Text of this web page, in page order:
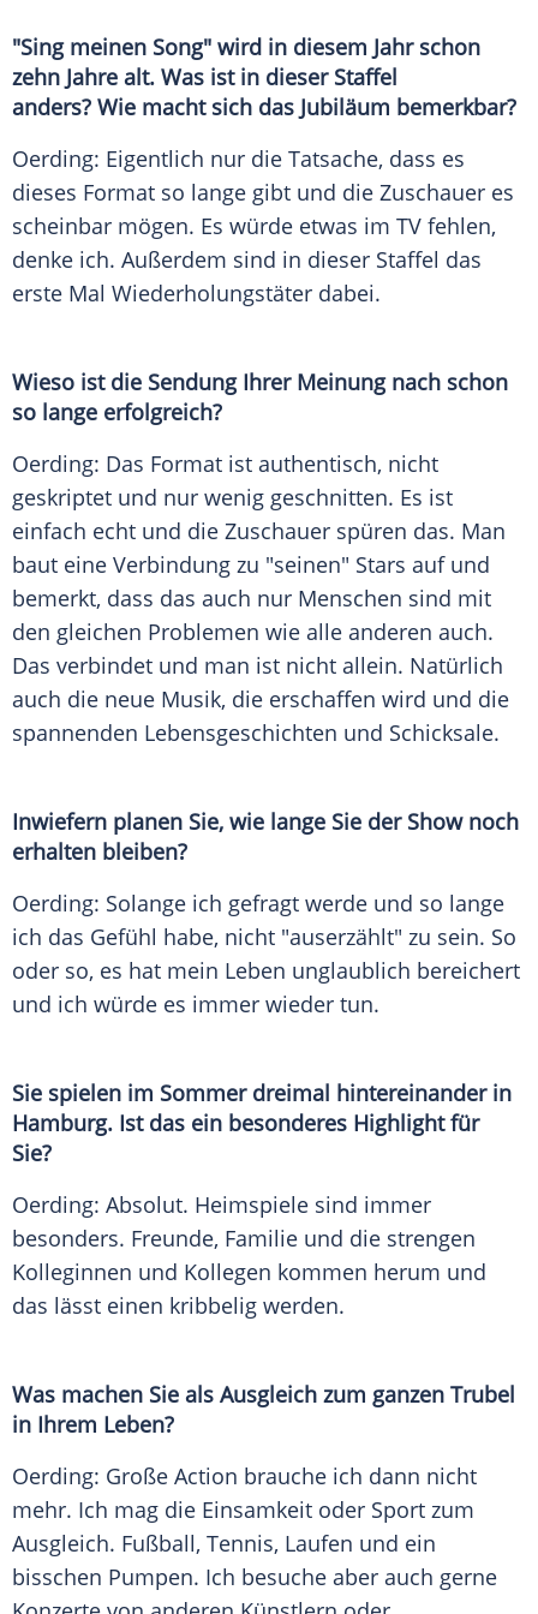
"Sing meinen Song" wird in diesem Jahr schon
zehn Jahre alt. Was ist in dieser Staffel
anders? Wie macht sich das Jubiläum bemerkbar?
Oerding: Eigentlich nur die Tatsache, dass es
dieses Format so lange gibt und die Zuschauer es
scheinbar mögen. Es würde etwas im TV fehlen,
denke ich. Außerdem sind in dieser Staffel das
erste Mal Wiederholungstäter dabei.
Wieso ist die Sendung Ihrer Meinung nach schon
so lange erfolgreich?
Oerding: Das Format ist authentisch, nicht
geskriptet und nur wenig geschnitten. Es ist
einfach echt und die Zuschauer spüren das. Man
baut eine Verbindung zu "seinen" Stars auf und
bemerkt, dass das auch nur Menschen sind mit
den gleichen Problemen wie alle anderen auch.
Das verbindet und man ist nicht allein. Natürlich
auch die neue Musik, die erschaffen wird und die
spannenden Lebensgeschichten und Schicksale.
Inwiefern planen Sie, wie lange Sie der Show noch
erhalten bleiben?
Oerding: Solange ich gefragt werde und so lange
ich das Gefühl habe, nicht "auserzählt" zu sein. So
oder so, es hat mein Leben unglaublich bereichert
und ich würde es immer wieder tun.
Sie spielen im Sommer dreimal hintereinander in
Hamburg. Ist das ein besonderes Highlight für
Sie?
Oerding: Absolut. Heimspiele sind immer
besonders. Freunde, Familie und die strengen
Kolleginnen und Kollegen kommen herum und
das lässt einen kribbelig werden.
Was machen Sie als Ausgleich zum ganzen Trubel
in Ihrem Leben?
Oerding: Große Action brauche ich dann nicht
mehr. Ich mag die Einsamkeit oder Sport zum
Ausgleich. Fußball, Tennis, Laufen und ein
bisschen Pumpen. Ich besuche aber auch gerne